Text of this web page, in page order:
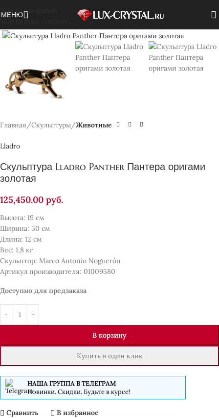
Skip to navigation
Skip to main content
МЕНЮ
Нажмите, чтобы увеличить
Главная Скульптуры Животные
Lladro
Скульптура Lladro Panther Пантера оригами
золотая
125,450.00 руб.
Высота: 19 см
Ширина: 50 см
Длина: 12 см
Вес: 1,8 кг
Скульптор: Marco Antonio Noguerón
Артикул производителя: 01009580
Доступно для предзаказа
В корзину
Купить в один клик
НАША ГРУППА В ТЕЛЕГРАМ
Новинки. Скидки. Будьте в курсе!
Сравнить В избранное